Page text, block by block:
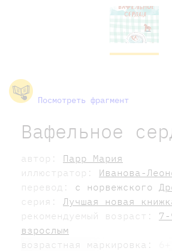
Посмотреть фрагмент
Вафельное
автор: Парр Мария
иллюстратор: Иванова-
перевод: с норвежского
серия: Лучшая новая
рекомендуемый возраст: 7-
взрослым
возрастная маркировка: